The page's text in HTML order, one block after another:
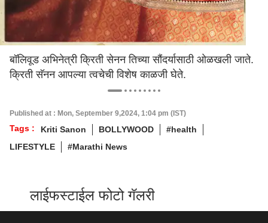
बॉलिवूड अभिनेत्री क्रिती सेनन तिच्या सौंदर्यासाठी ओळखली जाते.
क्रिती सॅनन आपल्या त्वचेची विशेष काळजी घेते.
Published at : Mon, September 9,2024, 1:04 pm (IST)
Tags : Kriti Sanon BOLLYWOOD
#health
LIFESTYLE
#Marathi News
लाईफस्टाईल फोटो गॅलरी